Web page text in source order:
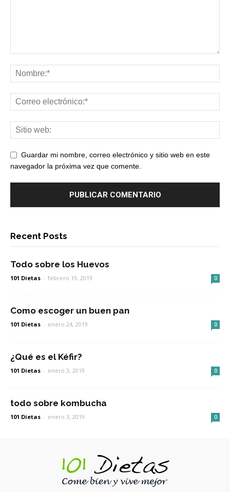
Guardar mi nombre, correo electrónico y sitio web en este
navegador la próxima vez que comente.
Recent Posts
Todo sobre los Huevos
101 Dietas - febrero 19, 2019 0
Como escoger un buen pan
101 Dietas - enero 24, 2019 0
¿Qué es el Kéfir?
101 Dietas - enero 3, 2019 0
todo sobre kombucha
101 Dietas - enero 3, 2019 0